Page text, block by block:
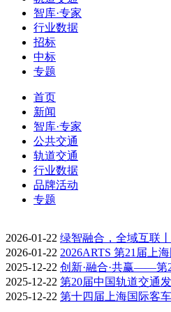
智库·专家
行业数据
招标
中标
专题
首页
新闻
智库·专家
公共交通
轨道交通
行业数据
品牌活动
专题
2026-01-22 绿智融合，全域互联
2026-01-22 2026ARTS 第21届上
2025-12-22 创新·融合·共赢——第
2025-12-22 第20届中国轨道交通
2025-12-22 第十四届上海国际客